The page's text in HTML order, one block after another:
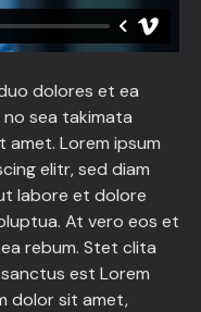
dolores et ea
sea takimata
Lorem ipsum
elitr, sed diam
labore et dolore
At vero eos et
rebum. Stet clita
est Lorem
dolor sit amet,